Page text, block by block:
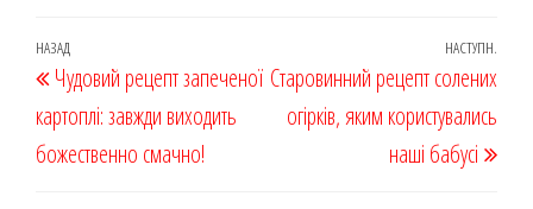
k on ис
я
Навігація
записів
Попередній
запис
НАЗАД
Чудовий рецепт запеченої
картоплі: завжди виходить
божественно смачно!
НАСТУПН.
Старовинний рецепт солених
огірків, яким користувались
наші бабусі